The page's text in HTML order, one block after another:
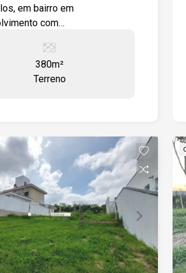
em bairro em
com
Fácil acesso à Rodovia
e Av. Nogueira Padilha.
de compra de lotes
380m²
Terreno